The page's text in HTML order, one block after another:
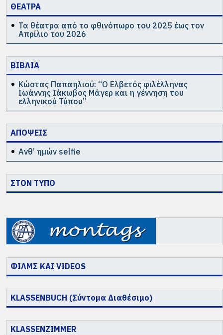
ΘΕΑΤΡΑ
Τα θέατρα από το φθινόπωρο του 2025 έως τον
Απρίλιο του 2026
ΒΙΒΛΙΑ
Κώστας Παπαηλιού: “Ο Ελβετός φιλέλληνας
Ιωάννης Ιάκωβος Μάγερ και η γέννηση του
ελληνικού Τύπου”
ΑΠΟΨΕΙΣ
Ανθ’ ημών selfie
ΣΤΟΝ ΤΥΠΟ
ΦΙΛΜΣ ΚΑΙ VIDEOS
KLASSENBUCH (Σύντομα Διαθέσιμο)
KLASSENZIMMER